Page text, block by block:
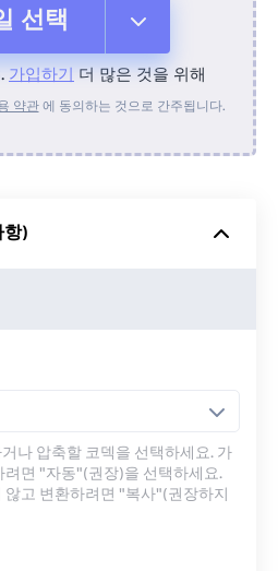
선택
서
드라이브에서
가입하기 더 많은 것을 위해
약관에 동의하는 것으로 간주됩니다.
항)
나 압축할 코덱을 선택하세요. 가
려면 "자동"(권장)을 선택하세요.
고 변환하려면 "복사"(권장하지